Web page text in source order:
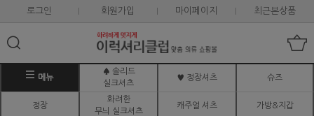
로그인 회원가입 마이페이지 최근본상품
메뉴
♠ 솔리드
실크셔츠
♥ 정장셔츠 슈즈
정장
화려한
무늬 실크셔츠
캐주얼 셔츠 가방&지갑